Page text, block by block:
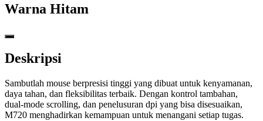
Warna Hitam
Deskripsi
Sambutlah mouse berpresisi tinggi yang dibuat untuk kenyamanan,
daya tahan, dan fleksibilitas terbaik. Dengan kontrol tambahan,
dual-mode scrolling, dan penelusuran dpi yang bisa disesuaikan,
M720 menghadirkan kemampuan untuk menangani setiap tugas.